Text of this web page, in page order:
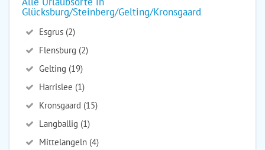
Glücksburg/Steinberg/Gelting/Kronsgaard
Esgrus (2)
Flensburg (2)
Gelting (19)
Harrislee (1)
Kronsgaard (15)
Langballig (1)
Mittelangeln (4)